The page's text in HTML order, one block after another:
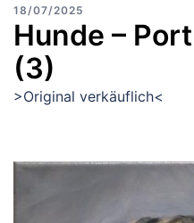
18/07/2025
Hunde –
(3)
>Original verkäuflich<